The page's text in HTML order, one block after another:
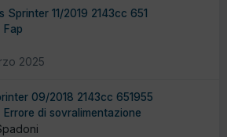
Sprinter 11/2019 2143cc 651
Fap
2025
09/2018 2143cc 651955
Errore di sovralimentazione